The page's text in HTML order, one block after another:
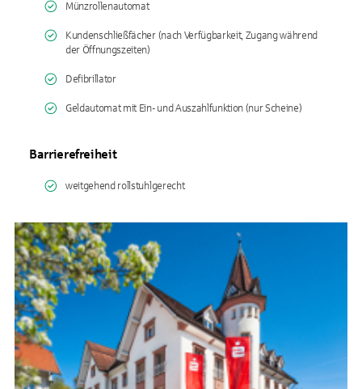
Münzrollenautomat
Kundenschließfächer (nach Verfügbarkeit, Zugang während
der Öffnungszeiten)
Defibrillator
Geldautomat mit Ein- und Auszahlfunktion (nur Scheine)
Barrierefreiheit
weitgehend rollstuhlgerecht